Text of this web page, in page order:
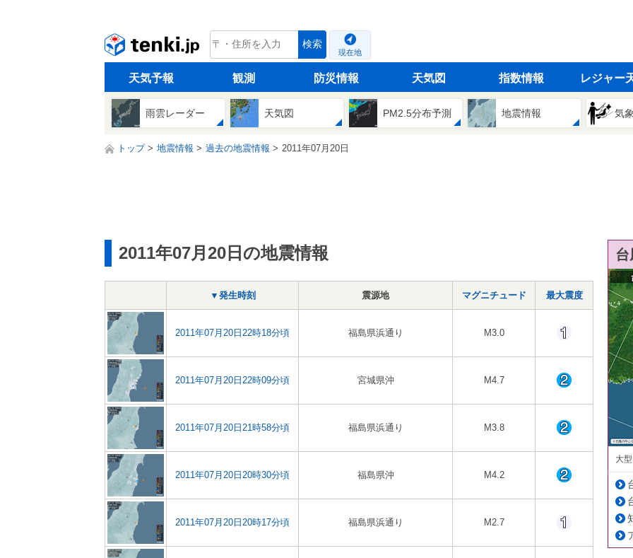
tenki.jp 検索
現在地
天気予報 観測 防災情報 天気図 指数情報 レジャー
雨雲レーダー 天気図 PM2.5分布予測 地震情報 気
トップ 地震情報 過去の地震情報 2011年07月20日
2011年07月20日の地震情報
▼発生時刻 震源地 マグニチュード 最大震度
2011年07月20日22時18分頃 福島県浜通り M3.0
2011年07月20日22時09分頃 宮城県沖 M4.7
2011年07月20日21時58分頃 福島県浜通り M3.8
2011年07月20日20時30分頃 福島県沖 M4.2
2011年07月20日20時17分頃 福島県浜通り M2.7
大